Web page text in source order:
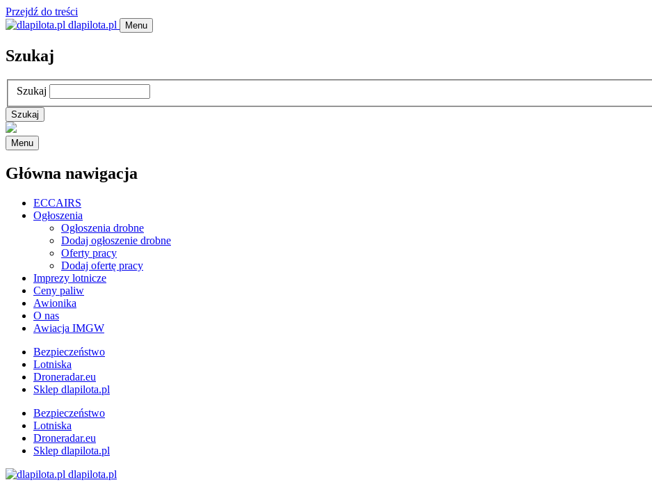
Przejdź do treści
dlapilota.pl
Menu
Szukaj
Szukaj
Menu
Główna nawigacja
ECCAIRS
Ogłoszenia
Ogłoszenia drobne
Dodaj ogłoszenie drobne
Oferty pracy
Dodaj ofertę pracy
Imprezy lotnicze
Ceny paliw
Awionika
O nas
Awiacja IMGW
Bezpieczeństwo
Lotniska
Droneradar.eu
Sklep dlapilota.pl
Bezpieczeństwo
Lotniska
Droneradar.eu
Sklep dlapilota.pl
dlapilota.pl